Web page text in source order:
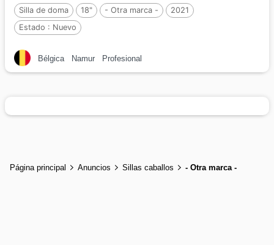
Silla de doma 18" - Otra marca -
2021
Estado : Nuevo
Bélgica Namur Profesional
Página principal Anuncios Sillas caballos - Otra marca -